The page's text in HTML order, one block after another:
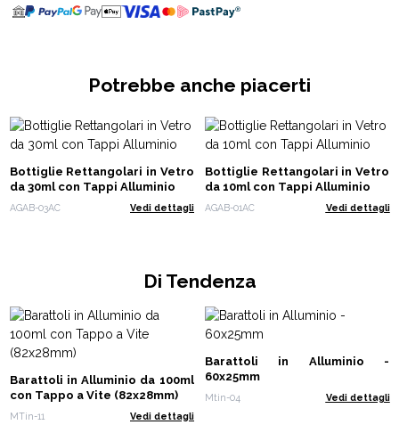
Potrebbe anche piacerti
Bottiglie Rettangolari in Vetro
da 30ml con Tappi Alluminio
AGAB-03AC Vedi dettagli
Bottiglie Rettangolari in Vetro
da 10ml con Tappi Alluminio
AGAB-01AC Vedi dettagli
Di Tendenza
Barattoli in Alluminio da 100ml
con Tappo a Vite (82x28mm)
MTin-11 Vedi dettagli
Barattoli in Alluminio -
60x25mm
Mtin-04 Vedi dettagli